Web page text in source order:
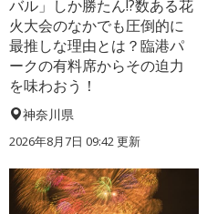
バル」しか勝たん!?数ある花
火大会のなかでも圧倒的に
最推しな理由とは？臨港パ
ークの有料席からその迫力
を味わおう！
神奈川県
2026年8月7日 09:42 更新